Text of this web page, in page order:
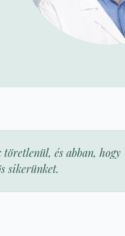
és abban, hogy
sikerünket.